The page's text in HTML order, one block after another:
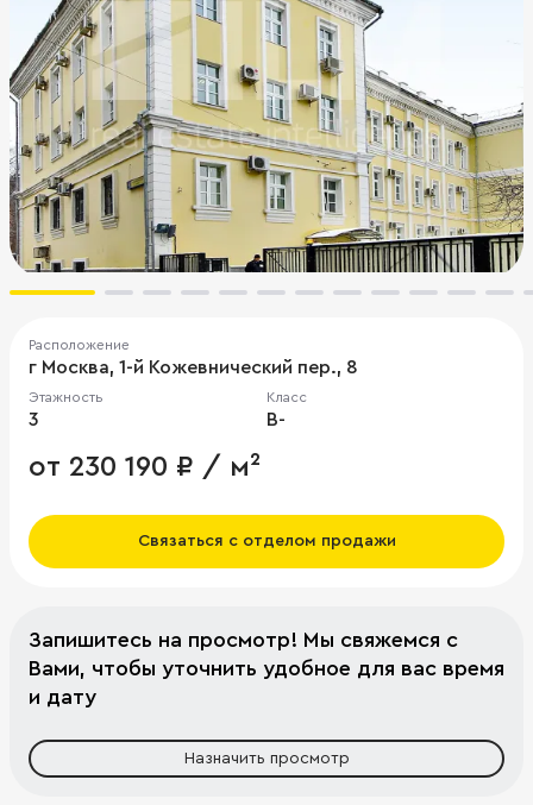
Расположение
г Москва, 1-й Кожевнический пер., 8
Этажность
3
Класс
B-
от 230 190 ₽ / м²
Связаться с отделом продажи
Запишитесь на просмотр! Мы свяжемся с
Вами, чтобы уточнить удобное для вас время
и дату
Назначить просмотр